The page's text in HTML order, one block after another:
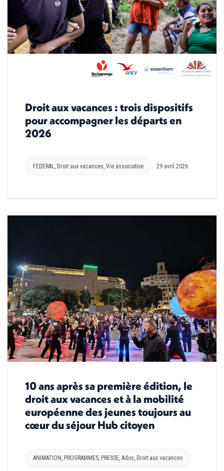
Droit aux vacances : trois dispositifs
pour accompagner les départs en
2026
FEDERAL Droit aux vacances Vie associative 29 avril 2026
10 ans après sa première édition, le
droit aux vacances et à la mobilité
européenne des jeunes toujours au
cœur du séjour Hub citoyen
ANIMATION , PROGRAMMES, PRESSE, Ados, Droit aux vacances